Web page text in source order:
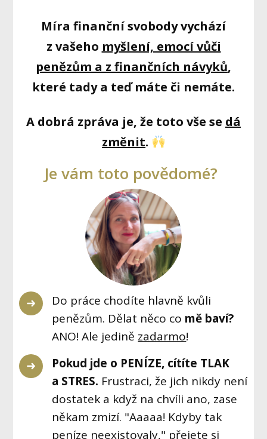
Míra finanční svobody vychází
z vašeho myšlení, emocí vůči
penězům a z finančních návyků,
které tady a teď máte či nemáte.
A dobrá zpráva je, že toto vše se dá
změnit.
Je vám toto povědomé?
Do práce chodíte hlavně kvůli
penězům. Dělat něco co mě baví?
ANO! Ale jedině zadarmo!
Pokud jde o PENÍZE, cítíte TLAK
a STRES. Frustraci, že jich nikdy není
dostatek a když na chvíli ano, zase
někam zmizí. "Aaaaa! Kdyby tak
peníze neexistovaly," přejete si